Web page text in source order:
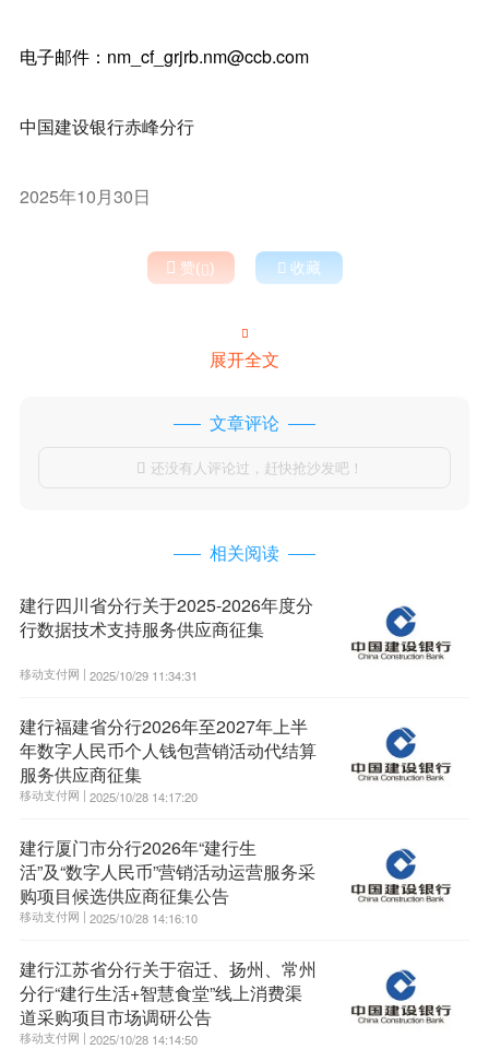
电子邮件：nm_cf_grjrb.nm@ccb.com
中国建设银行赤峰分行
2025年10月30日
 赞()  收藏

展开全文
文章评论
 还没有人评论过，赶快抢沙发吧！
相关阅读
建行四川省分行关于2025-2026年度分
行数据技术支持服务供应商征集
移动支付网 | 2025/10/29 11:34:31
建行福建省分行2026年至2027年上半
年数字人民币个人钱包营销活动代结算
服务供应商征集
移动支付网 | 2025/10/28 14:17:20
建行厦门市分行2026年“建行生
活”及“数字人民币”营销活动运营服务采
购项目候选供应商征集公告
移动支付网 | 2025/10/28 14:16:10
建行江苏省分行关于宿迁、扬州、常州
分行“建行生活+智慧食堂”线上消费渠
道采购项目市场调研公告
移动支付网 | 2025/10/28 14:14:50